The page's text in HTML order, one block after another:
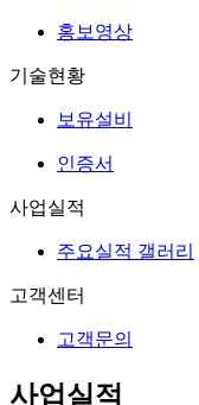
홍보영상
기술현황
보유설비
인증서
사업실적
주요실적 갤러리
고객센터
고객문의
사업실적